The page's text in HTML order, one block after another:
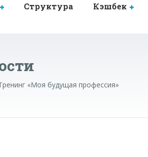
Структура Кэшбек
«Моя будущая профессия»